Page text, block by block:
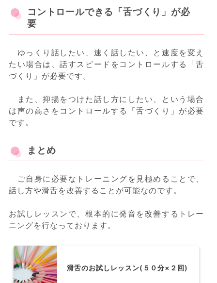
コントロールできる「舌づくり」が必
要
ゆっくり話したい、速く話したい、と速度を変え
たい場合は、話すスピードをコントロールする「舌
づくり」が必要です。
また、抑揚をつけた話し方にしたい、という場合
は声の高さをコントロールする「舌づくり」が必要
です。
まとめ
ご自身に必要なトレーニングを見極めることで、
話し方や滑舌を改善することが可能なのです。
お試しレッスンで、根本的に発音を改善するトレー
ニングを行なっております。
滑舌のお試しレッスン(５０分×２回)